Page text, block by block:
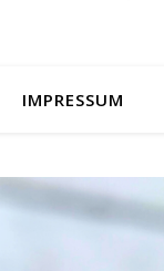
IMPRESSUM